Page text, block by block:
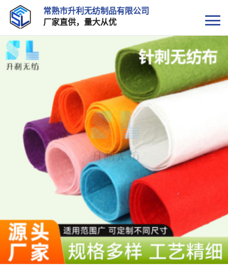
常熟市升利无纺制品有限公司
厂家直供，量大从优